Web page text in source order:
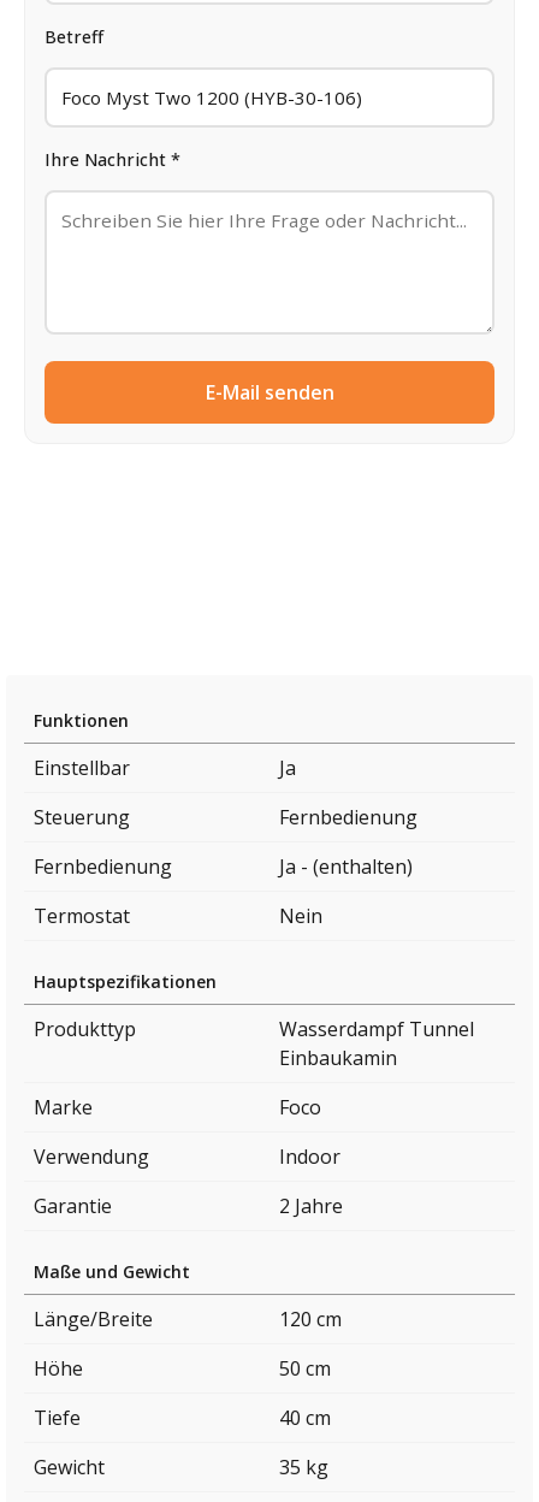
Betreff
Ihre Nachricht *
E-Mail senden
Funktionen
Einstellbar
Ja
Steuerung
Fernbedienung
Fernbedienung
Ja - (enthalten)
Termostat
Nein
Hauptspezifikationen
Produkttyp
Wasserdampf Tunnel
Einbaukamin
Marke
Foco
Verwendung
Indoor
Garantie
2 Jahre
Maße und Gewicht
Länge/Breite
120 cm
Höhe
50 cm
Tiefe
40 cm
Gewicht
35 kg